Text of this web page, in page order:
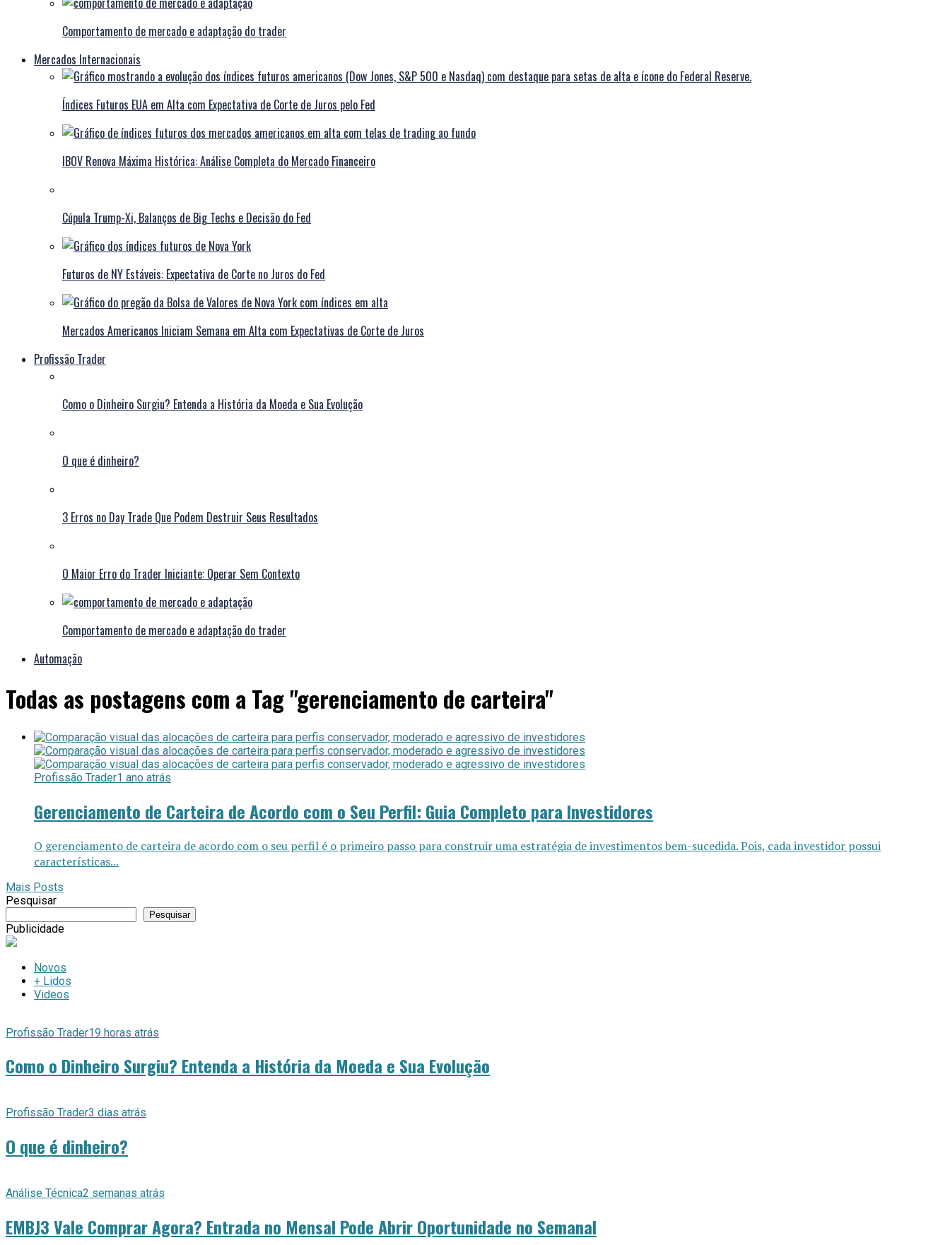
Comportamento de mercado e adaptação do trader
Mercados Internacionais
Índices Futuros EUA em Alta com Expectativa de Corte de Juros pelo Fed
IBOV Renova Máxima Histórica: Análise Completa do Mercado Financeiro
Cúpula Trump-Xi, Balanços de Big Techs e Decisão do Fed
Futuros de NY Estáveis: Expectativa de Corte no Juros do Fed
Mercados Americanos Iniciam Semana em Alta com Expectativas de Corte de Juros
Profissão Trader
Como o Dinheiro Surgiu? Entenda a História da Moeda e Sua Evolução
O que é dinheiro?
3 Erros no Day Trade Que Podem Destruir Seus Resultados
O Maior Erro do Trader Iniciante: Operar Sem Contexto
Comportamento de mercado e adaptação do trader
Automação
Todas as postagens com a Tag "gerenciamento de carteira"
Profissão Trader1 ano atrás
Gerenciamento de Carteira de Acordo com o Seu Perfil: Guia Completo para Investidores
O gerenciamento de carteira de acordo com o seu perfil é o primeiro passo para construir uma estratégia de investimentos bem-sucedida. Pois, cada investidor possui
características...
Mais Posts
Pesquisar
Pesquisar
Publicidade
Novos
+ Lidos
Videos
Profissão Trader19 horas atrás
Como o Dinheiro Surgiu? Entenda a História da Moeda e Sua Evolução
Profissão Trader3 dias atrás
O que é dinheiro?
Análise Técnica2 semanas atrás
EMBJ3 Vale Comprar Agora? Entrada no Mensal Pode Abrir Oportunidade no Semanal